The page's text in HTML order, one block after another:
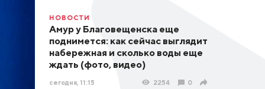
НОВОСТИ
Амур у Благовещенска еще
поднимется: как сейчас выглядит
набережная и сколько воды еще
ждать (фото, видео)
сегодня, 11:15 2254 0